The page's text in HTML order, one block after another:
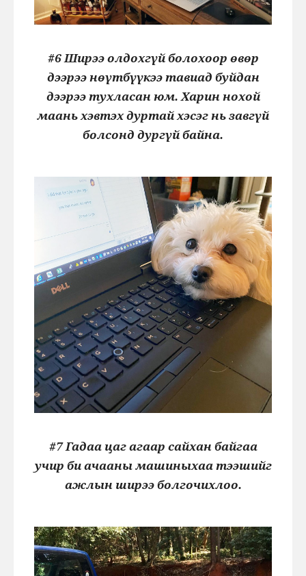
#6 Ширээ олдохгүй болохоор өвөр
дээрээ нөүтбүүкээ тавиад буйдан
дээрээ тухласан юм. Харин нохой
маань хэвтэх дуртай хэсэг нь завгүй
болсонд дургүй байна.
#7 Гадаа цаг агаар сайхан байгаа
учир би ачааны машиныхаа тээшийг
ажлын ширээ болгочихлоо.